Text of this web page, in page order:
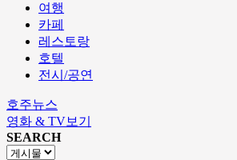
여행
카페
레스토랑
호텔
전시/공연
호주뉴스
영화 & TV보기
SEARCH